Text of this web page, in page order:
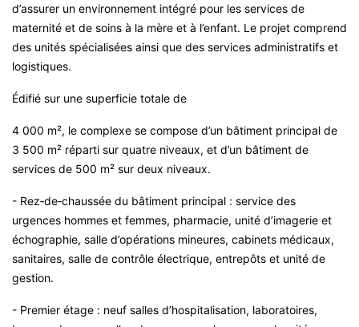
d’assurer un environnement intégré pour les services de
maternité et de soins à la mère et à l’enfant. Le projet comprend
des unités spécialisées ainsi que des services administratifs et
logistiques.
Édifié sur une superficie totale de
4 000 m², le complexe se compose d’un bâtiment principal de
3 500 m² réparti sur quatre niveaux, et d’un bâtiment de
services de 500 m² sur deux niveaux.
- Rez‑de‑chaussée du bâtiment principal : service des
urgences hommes et femmes, pharmacie, unité d’imagerie et
échographie, salle d’opérations mineures, cabinets médicaux,
sanitaires, salle de contrôle électrique, entrepôts et unité de
gestion.
- Premier étage : neuf salles d’hospitalisation, laboratoires,